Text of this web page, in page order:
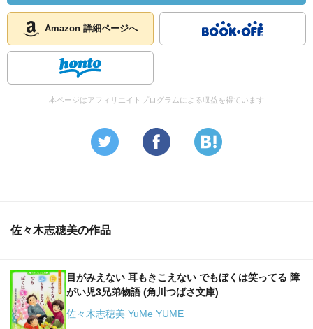
Amazon 詳細ページへ
本ページはアフィリエイトプログラムによる収益を得ています
佐々木志穂美の作品
目がみえない 耳もきこえない でもぼくは笑ってる 障
がい児3兄弟物語 (角川つばさ文庫)
佐々木志穂美 YuMe YUME